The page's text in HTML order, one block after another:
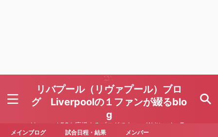
リバプール（リヴァプール）ブロ
グ Liverpoolの１ファンが綴るblo
g
Liverpool FCを応援するブログです Written by To
ru Yoda
メインブログ 試合日程・結果 メンバー